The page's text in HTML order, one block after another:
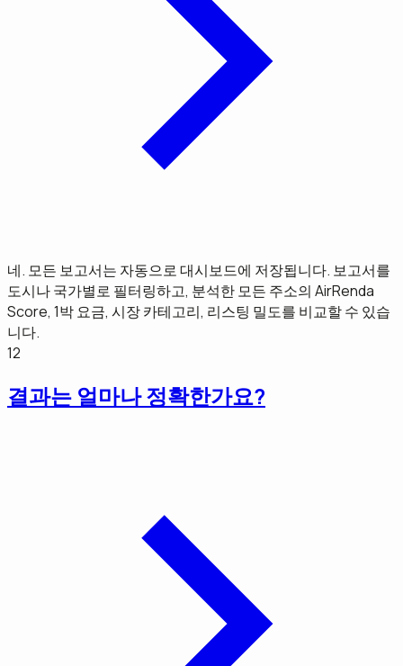
네. 모든 보고서는 자동으로 대시보드에 저장됩니다. 보고서를
도시나 국가별로 필터링하고, 분석한 모든 주소의 AirRenda
Score, 1박 요금, 시장 카테고리, 리스팅 밀도를 비교할 수 있습
니다.
12
결과는 얼마나 정확한가요?